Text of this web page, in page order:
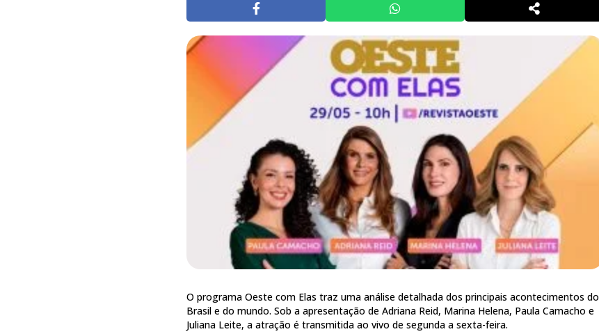
O programa Oeste com Elas traz uma análise detalhada dos principais acontecimentos do
Brasil e do mundo. Sob a apresentação de Adriana Reid, Marina Helena, Paula Camacho e
Juliana Leite, a atração é transmitida ao vivo de segunda a sexta-feira.